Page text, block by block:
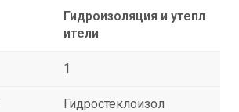
Гидроизоляция и утепл
ители
1
Гидростеклоизол